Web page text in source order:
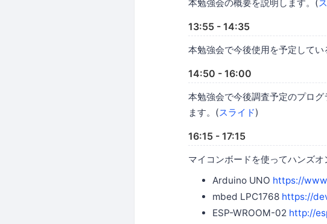
本勉強会の概要を説明します。(
13:55 - 14:35
本勉強会で今後使用を予定して
14:50 - 16:00
本勉強会で今後調査予定のプロ
ます。(スライド)
16:15 - 17:15
マイコンボードを使ってハンズ
Arduino UNO https://
mbed LPC1768 https://
ESP-WROOM-02 http://